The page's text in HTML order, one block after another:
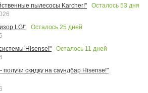
пылесосы Karcher!"
Осталось 53 дня
LG!"
Осталось 25 дней
Hisense!"
Осталось 11 дней
скидку на саундбар Hisense!"